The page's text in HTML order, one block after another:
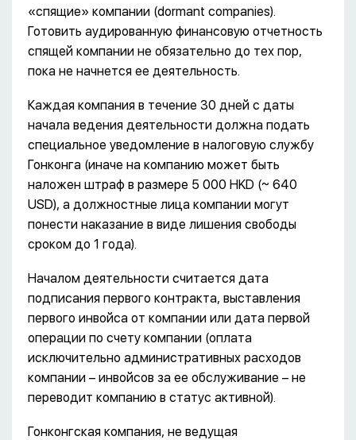
«спящие» компании (dormant companies).
Готовить аудированную финансовую отчетность
спящей компании не обязательно до тех пор,
пока не начнется ее деятельность.
Каждая компания в течение 30 дней с даты
начала ведения деятельности должна подать
специальное уведомление в налоговую службу
Гонконга (иначе на компанию может быть
наложен штраф в размере 5 000 HKD (~ 640
USD), а должностные лица компании могут
понести наказание в виде лишения свободы
сроком до 1 года).
Началом деятельности считается дата
подписания первого контракта, выставления
первого инвойса от компании или дата первой
операции по счету компании (оплата
исключительно административных расходов
компании – инвойсов за ее обслуживание – не
переводит компанию в статус активной).
Гонконгская компания, не ведущая